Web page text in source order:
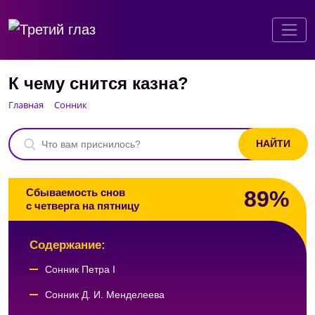
К чему снится казна?
Главная Сонник
Сбываемость снов
с четверга на пятницу
89%
Содержание:
Сонник Петра I
Сонник Д. И. Менделеева